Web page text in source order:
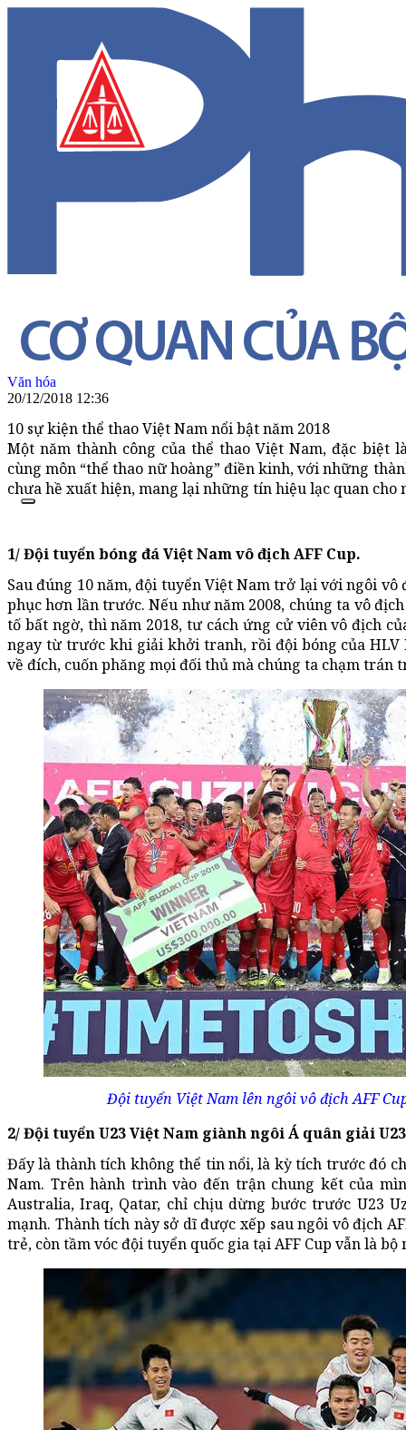
Văn hóa
20/12/2018 12:36
10 sự kiện thể thao Việt Nam nổi bật năm 2018
Một năm thành công của thể thao Việt Nam, đặc biệt
cùng môn “thể thao nữ hoàng” điền kinh, với những
chưa hề xuất hiện, mang lại những tín hiệu lạc quan
1/ Đội tuyển bóng đá Việt Nam vô địch AFF Cup.
Sau đúng 10 năm, đội tuyển Việt Nam trở lại với ngôi
phục hơn lần trước. Nếu như năm 2008, chúng ta vô
tố bất ngờ, thì năm 2018, tư cách ứng cử viên vô địch
ngay từ trước khi giải khởi tranh, rồi đội bóng của HLV
về đích, cuốn phăng mọi đối thủ mà chúng ta chạm trán
Đội tuyển Việt Nam lên ngôi vô địch AFF
2/ Đội tuyển U23 Việt Nam giành ngôi Á quân giải
Đấy là thành tích không thể tin nổi, là kỳ tích trước đó
Nam. Trên hành trình vào đến trận chung kết của
Australia, Iraq, Qatar, chỉ chịu dừng bước trước U23
mạnh. Thành tích này sở dĩ được xếp sau ngôi vô địch
trẻ, còn tầm vóc đội tuyển quốc gia tại AFF Cup vẫn là bộ